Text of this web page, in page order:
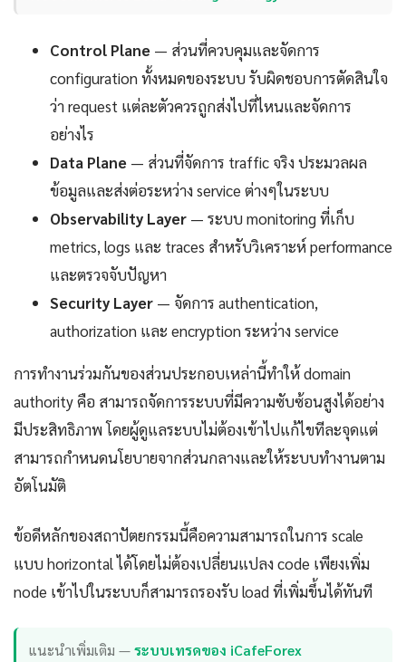
Control Plane — ส่วนที่ควบคุมและจัดการ
configuration ทั้งหมดของระบบ รับผิดชอบการตัดสินใจ
ว่า request แต่ละตัวควรถูกส่งไปที่ไหนและจัดการ
อย่างไร
Data Plane — ส่วนที่จัดการ traffic จริง ประมวลผล
ข้อมูลและส่งต่อระหว่าง service ต่างๆในระบบ
Observability Layer — ระบบ monitoring ที่เก็บ
metrics, logs และ traces สำหรับวิเคราะห์ performance
และตรวจจับปัญหา
Security Layer — จัดการ authentication,
authorization และ encryption ระหว่าง service
การทำงานร่วมกันของส่วนประกอบเหล่านี้ทำให้ domain
authority คือ สามารถจัดการระบบที่มีความซับซ้อนสูงได้อย่าง
มีประสิทธิภาพ โดยผู้ดูแลระบบไม่ต้องเข้าไปแก้ไขทีละจุดแต่
สามารถกำหนดนโยบายจากส่วนกลางและให้ระบบทำงานตาม
อัตโนมัติ
ข้อดีหลักของสถาปัตยกรรมนี้คือความสามารถในการ scale
แบบ horizontal ได้โดยไม่ต้องเปลี่ยนแปลง code เพียงเพิ่ม
node เข้าไปในระบบก็สามารถรองรับ load ที่เพิ่มขึ้นได้ทันที
แนะนำเพิ่มเติม —ระบบเทรดของ iCafeForex